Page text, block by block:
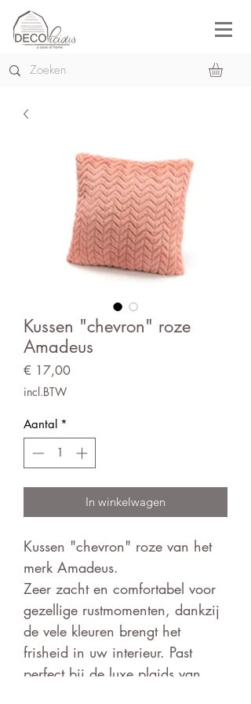
Kussen "chevron" roze
Amadeus
€ 17,00Prijs
incl.BTW
Aantal *
In winkelwagen
Kussen "chevron" roze van het
merk Amadeus.
Zeer zacht en comfortabel voor
gezellige rustmomenten, dankzij
de vele kleuren brengt het
frisheid in uw interieur. Past
perfect bij de luxe plaids van